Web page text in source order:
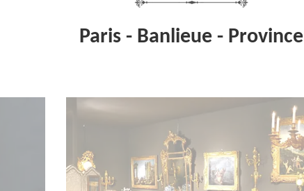
Paris - Banlieue - Province